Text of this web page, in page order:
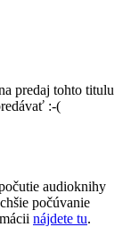
predaj tohto titulu
:-(
audioknihy
počúvanie
nájdete tu.